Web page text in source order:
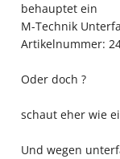
behauptet ein
M-Technik
Artikelnummer:
Oder doch ?
schaut eher wie
Und wegen